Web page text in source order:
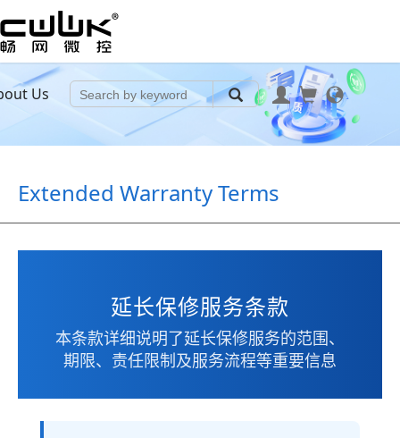
Us
Extended Warranty Terms
延长保修服务条款
本条款详细说明了延长保修服务的范围、
期限、责任限制及服务流程等重要信息